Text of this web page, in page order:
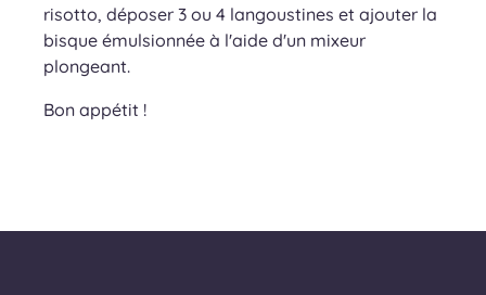
risotto, déposer 3 ou 4 langoustines et ajouter la
bisque émulsionnée à l'aide d'un mixeur
plongeant.
Bon appétit !